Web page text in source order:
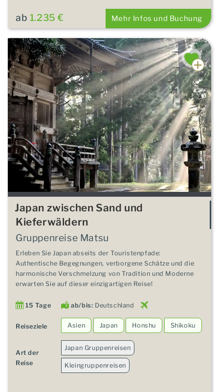
ab 1.235 € Mehr Infos und Buchung
Japan zwischen Sand und
Kieferwäldern
Gruppenreise Matsu
Erleben Sie Japan abseits der Touristenpfade:
Authentische Begegnungen, verborgene Schätze und die
harmonische Verschmelzung von Tradition und Moderne
erwarten Sie auf dieser einzigartigen Reise!
15 Tage ab/bis: Deutschland
Reiseziele Asien Japan Honshu Shikoku
Art der
Reise
Japan Gruppenreisen
Kleingruppenreisen